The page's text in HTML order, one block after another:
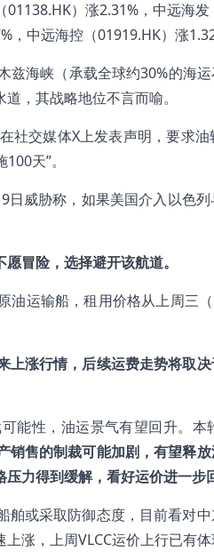
01138.HK）涨2.31%，中远海
，中远海控（01919.HK）涨
海峡（承载全球约30%的海
，其战略地位不言而喻。
交媒体X上发表声明，要求
天”。
日威胁称，如果美国介入以色
冒险，选择避开该航道。
运输船，租用价格从上周三
上涨行情，后续运费走势将取
能性，油运景气有望回升。
售的制裁可能加剧，有望释
力得到缓解，看好运价进一步
或采取防御态度，目前看对
涨，上周VLCC运价上行已有体